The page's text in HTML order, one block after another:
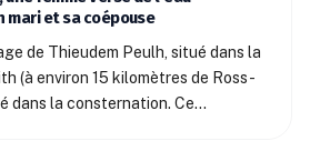
mari et sa coépouse
de Thieudem Peulh, situé dans la
(à environ 15 kilomètres de Ross-
dans la consternation. Ce…